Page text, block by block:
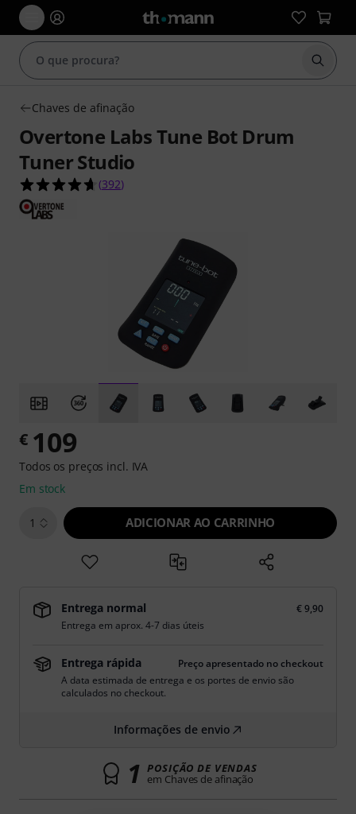
Iniciar
Chaves de afinação
Overtone Labs Tune Bot Drum
Tuner Studio
4.6 de 5 estrelas de 392 avaliações de clientes
(392)
€ 109
Todos os preços incl. IVA
Em stock
1 ADICIONAR AO CARRINHO
Entrega normal
€ 9,90
Entrega em aprox. 4-7 dias úteis
Entrega rápida
Preço apresentado no checkout
A data estimada de entrega e os portes de envio são
calculados no checkout.
Informações de envio
1 POSIÇÃO DE VENDAS
em Chaves de afinação